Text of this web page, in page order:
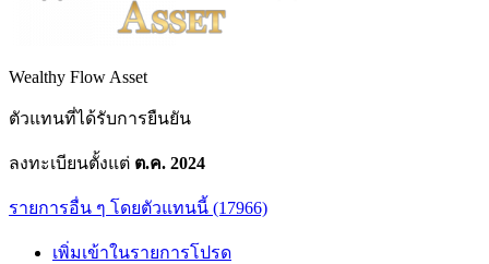
Wealthy Flow Asset
ตัวแทนที่ได้รับการยืนยัน
ลงทะเบียนตั้งแต่ ต.ค. 2024
รายการอื่น ๆ โดยตัวแทนนี้ (17966)
เพิ่มเข้าในรายการโปรด